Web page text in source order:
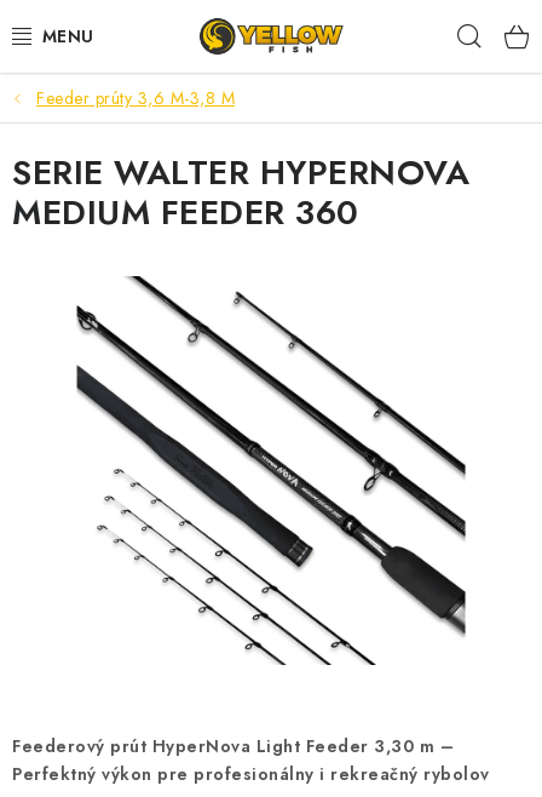
na
NOVINKY 2026
LETNÉ ZĽAVY
HALDORADO
KRMIVÁ,NÁSTRAHY
BIŽUTERIA-DOPLNKY
NA STUDENÚ VODU
Feeder prúty 3,6 M-3,8 M
Feederový prút HyperNova Light Feeder 3,30 m –
Perfektný výkon pre profesionálny i rekreačný rybolov
SERIE WALTER HYPERNOVA
MEDIUM FEEDER 360